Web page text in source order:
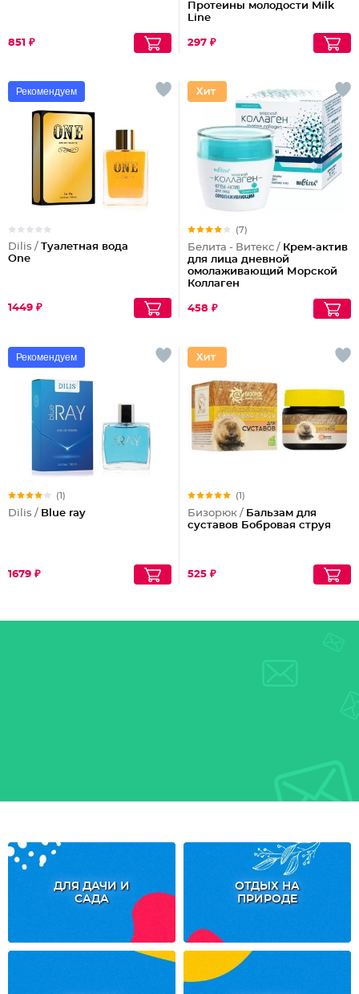
851 ₽
Протеины молодости Milk
Line
297 ₽
Рекомендуем
Dilis / Туалетная вода
One
1449 ₽
(7)
Белита - Витекс / Крем-актив
для лица дневной
омолаживающий Морской
Коллаген
458 ₽
Рекомендуем
(1)
Dilis / Blue ray
1679 ₽
(1)
Бизорюк / Бальзам для
суставов Бобровая струя
525 ₽
ДЛЯ ДАЧИ И
САДА
ОТДЫХ НА
ПРИРОДЕ